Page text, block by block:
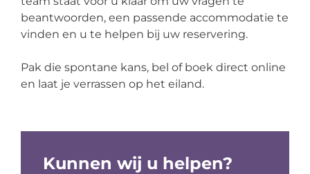
beantwoorden, een passende accommodatie te
vinden en u te helpen bij uw reservering.
Pak die spontane kans, bel of boek direct online
en laat je verrassen op het eiland.
Kunnen wij u helpen?